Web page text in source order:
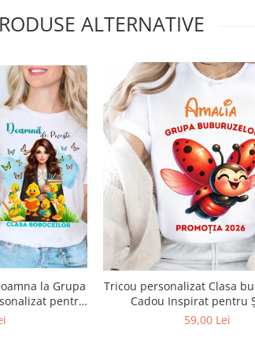
ALTERNATIVE
la Grupa
pentru
Tricou personalizat Clasa
Cadou Inspirat pentru
59,00 Lei